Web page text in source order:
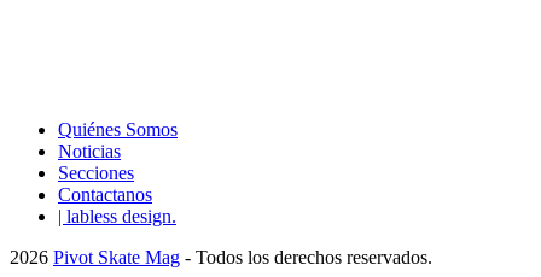
Quiénes Somos
Noticias
Secciones
Contactanos
| labless design.
2026 Pivot Skate Mag - Todos los derechos reservados.